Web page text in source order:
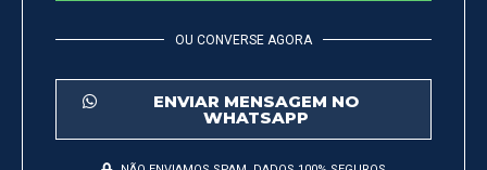
OU CONVERSE AGORA
ENVIAR MENSAGEM NO
WHATSAPP